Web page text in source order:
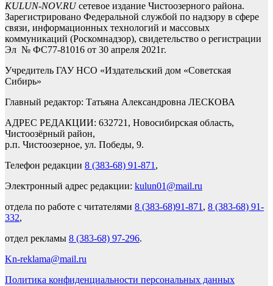
KULUN-NOV.RUсетевое издание Чистоозерного района.
Зарегистрировано Федеральной службой по надзору в сфере
связи, информационных технологий и массовых
коммуникаций (Роскомнадзор), свидетельство о регистрации
Эл № ФС77-81016 от 30 апреля 2021г.
Учредитель ГАУ НСО «Издательский дом «Советская
Сибирь»
Главный редактор: Татьяна Александровна ЛЕСКОВА
АДРЕС РЕДАКЦИИ: 632721, Новосибирская область,
Чистоозёрный район,
р.п. Чистоозерное, ул. Победы, 9.
Телефон редакции 8 (383-68) 91-871 ,
Электронный адрес редакции: kulun01@mail.ru
отдела по работе с читателями 8 (383-68)91-871 , 8 (383-68) 91-
332,
отдел рекламы 8 (383-68) 97-296.
Kn-reklama@mail.ru
Политика конфиденциальности персональных данных